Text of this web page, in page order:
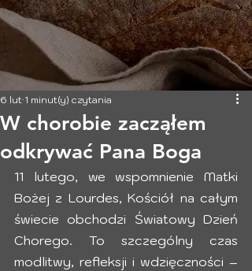
W chorobie zacząłem
odkrywać Pana Boga
6 lut 1 minut(y) czytania
11 lutego, we wspomnienie Matki
Bożej z Lourdes, Kościół na całym
świecie obchodzi Światowy Dzień
Chorego. To szczególny czas
modlitwy, refleksji i wdzięczności –